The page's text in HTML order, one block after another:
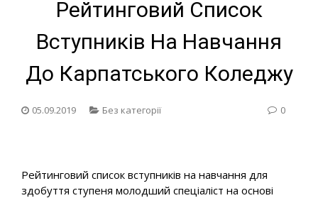
Рейтинговий Список
Вступників На Навчання
До Карпатського Коледжу
05.09.2019 Без категорії 0
Рейтинговий список вступників на навчання для
здобуття ступеня молодший спеціаліст на основі